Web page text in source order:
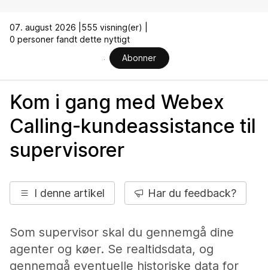
07. august 2026 | 555 visning(er) |
0 personer fandt dette nyttigt
Abonner
Kom i gang med Webex
Calling-kundeassistance til
supervisorer
I denne artikel Har du feedback?
Som supervisor skal du gennemgå dine
agenter og køer. Se realtidsdata, og
gennemgå eventuelle historiske data for